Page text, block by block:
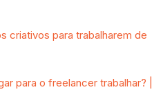
criativos para trabalharem de
para o freelancer trabalhar? |